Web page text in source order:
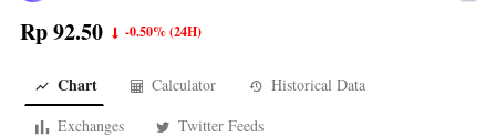
Rp 92.50 -0.50%(24H)
Chart Calculator
Historical Data
Exchanges
Twitter Feeds